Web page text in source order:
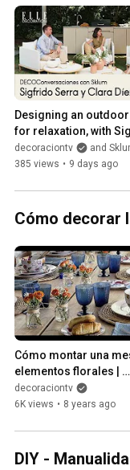
primera temporada,
también con nombres
Todos ellos nos
nuestra propia felicidad. Este proyecto tampoco sería posible sin la alianza con
que nació en 2017
actualidad, una
disfrute y a las últimas
Designing an
for relaxation, with
Serra and Clara Díez |
'DECOConversacion...
decoraciontv
and
385 views • 9 days ago
Cómo decorar
Cómo montar una
elementos florales |
DecoraciónTV
decoraciontv
6K views • 8 years ago
DIY -